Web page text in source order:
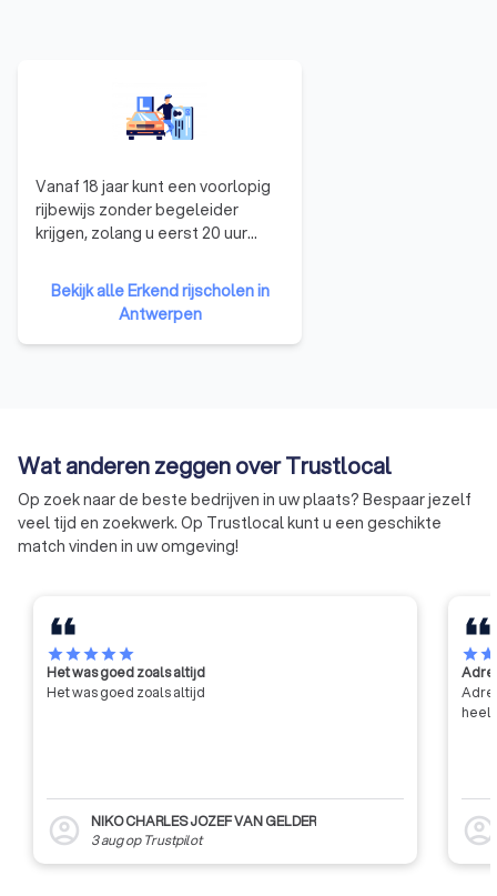
Vanaf 18 jaar kunt een voorlopig
rijbewijs zonder begeleider
krijgen, zolang u eerst 20 uur
erkende rijschool. Als die
oordeelt dat u in staat bent om
alleen verder te oefenen, krijgt u
een bekwaamheidsattest. Met
maanden geldig en u mag dan
rondrijden zonder begeleider.
Bekijk alle Erkend rijscholen in
Antwerpen
Wat anderen zeggen over Trustlocal
Op zoek naar de beste bedrijven in uw plaats? Bespaar jezelf
veel tijd en zoekwerk. Op Trustlocal kunt u een geschikte
match vinden in uw omgeving!
starstarstarstarstar
Het was goed zoals altijd
Het was goed zoals altijd
account_circle
NIKO CHARLES JOZEF VAN GELDER
3 augop Trustpilot
starstar
heel
account_circle